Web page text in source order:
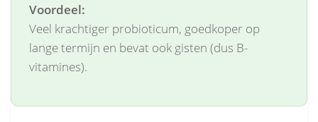
Voordeel:
Veel krachtiger probioticum, goedkoper op
lange termijn en bevat ook gisten (dus B-
vitamines).